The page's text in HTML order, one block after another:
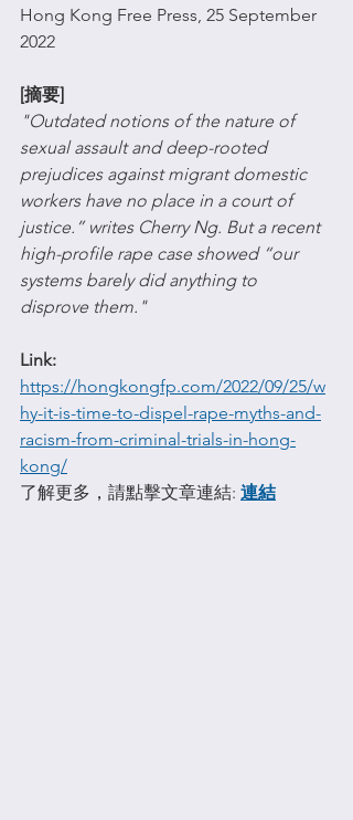
Hong Kong Free Press, 25 September
2022
[摘要]
"Outdated notions of the nature of
sexual assault and deep-rooted
prejudices against migrant domestic
workers have no place in a court of
justice.” writes Cherry Ng. But a recent
high-profile rape case showed “our
systems barely did anything to
disprove them."
Link:
https://hongkongfp.com/2022/09/25/w
hy-it-is-time-to-dispel-rape-myths-and-
racism-from-criminal-trials-in-hong-
kong/
了解更多 ， 請點擊文章連結: 連結